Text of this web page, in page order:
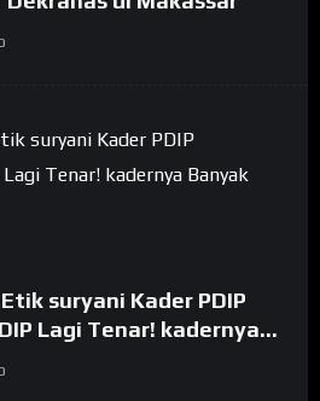
suryani Kader PDIP
Lagi Tenar! kadernya